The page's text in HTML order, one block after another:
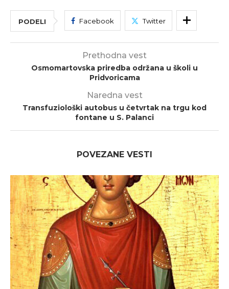
PODELI Facebook Twitter
Prethodna vest
Osmomartovska priredba održana u školi u
Pridvoricama
Naredna vest
Transfuziološki autobus u četvrtak na trgu kod
fontane u S. Palanci
POVEZANE VESTI